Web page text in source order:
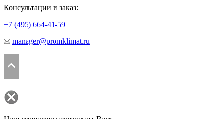
Консультации и заказ:
+7 (495) 664-41-59
manager@promklimat.ru